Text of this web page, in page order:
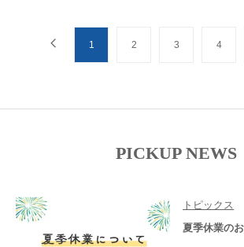
1 2 3 4
PICKUP NEWS
トピックス
夏季休業の